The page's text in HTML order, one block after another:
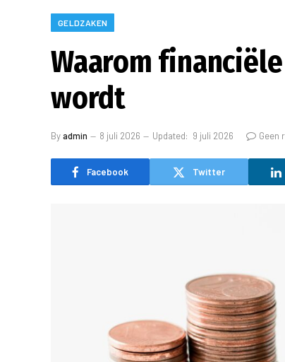
GELDZAKEN
Waarom
wordt
Byadmin 8 juli 2026 Updated: 9 juli 2026 Geen
Facebook Twitter